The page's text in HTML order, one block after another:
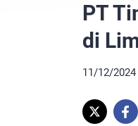
PT
di
11/12/2024